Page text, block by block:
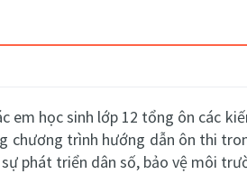
em học sinh lớp 12 tổng ôn các
chương trình hướng dẫn ôn thi
phát triển dân số, bảo vệ môi